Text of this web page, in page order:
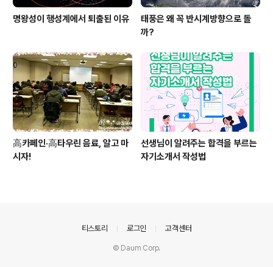
명왕성이 행성계에서 퇴출된 이유
태풍은 왜 꼭 반시계방향으로 돌
까?
高카페인·高타우린 음료, 알고 마
시자!
선생님이 알려주는 합격을 부르는
자기소개서 작성법
티스토리 로그인 고객센터
© Daum Corp.